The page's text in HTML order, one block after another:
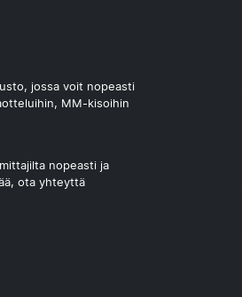
jossa voit nopeasti
MM-kisoihin
nopeasti ja
ota yhteyttä